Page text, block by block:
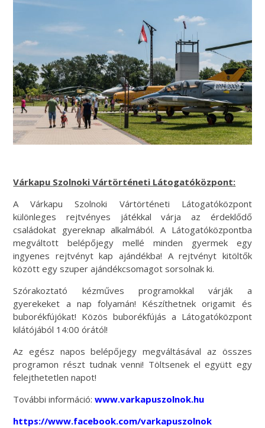
Várkapu Szolnoki Vártörténeti Látogatóközpont:
A Várkapu Szolnoki Vártörténeti Látogatóközpont
különleges rejtvényes játékkal várja az érdeklődő
családokat gyereknap alkalmából. A Látogatóközpontba
megváltott belépőjegy mellé minden gyermek egy
ingyenes rejtvényt kap ajándékba! A rejtvényt kitöltők
között egy szuper ajándékcsomagot sorsolnak ki.
Szórakoztató kézműves programokkal várják a
gyerekeket a nap folyamán! Készíthetnek origamit és
buborékfújókat! Közös buborékfújás a Látogatóközpont
kilátójából 14:00 órától!
Az egész napos belépőjegy megváltásával az összes
programon részt tudnak venni! Töltsenek el együtt egy
felejthetetlen napot!
További információ:www.varkapuszolnok.hu
https://www.facebook.com/varkapuszolnok